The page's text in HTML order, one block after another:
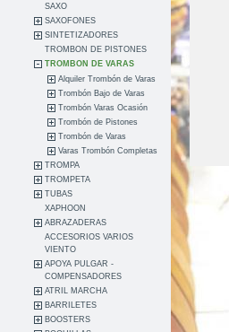
SAXO
SAXOFONES
SINTETIZADORES
TROMBON DE PISTONES
TROMBON DE VARAS
Alquiler Trombón de Varas
Trombón Bajo de Varas
Trombón Varas Ocasión
Trombón de Pistones
Trombón de Varas
Varas Trombón Completas
TROMPA
TROMPETA
TUBAS
XAPHOON
ABRAZADERAS
ACCESORIOS VARIOS
VIENTO
APOYA PULGAR -
COMPENSADORES
ATRIL MARCHA
BARRILETES
BOOSTERS